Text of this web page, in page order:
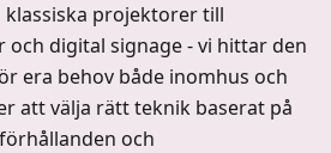
klassiska projektorer till
och digital signage - vi hittar den
era behov både inomhus och
att välja rätt teknik baserat på
och